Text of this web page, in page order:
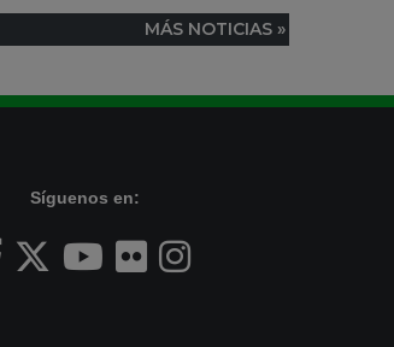
MÁS NOTICIAS »
Síguenos en: